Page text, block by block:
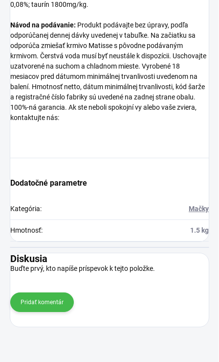
0,08%; taurín 1800mg/kg.
Návod na podávanie: Produkt podávajte bez úpravy, podľa
odporúčanej dennej dávky uvedenej v tabuľke. Na začiatku sa
odporúča zmiešať krmivo Matisse s pôvodne podávaným
krmivom. Čerstvá voda musí byť neustále k dispozícii. Uschovajte
uzatvorené na suchom a chladnom mieste. Vyrobené 18
mesiacov pred dátumom minimálnej trvanlivosti uvedenom na
balení. Hmotnosť netto, dátum minimálnej trvanlivosti, kód šarže
a registračné číslo fabriky sú uvedené na zadnej strane obalu.
100%-ná garancia. Ak ste neboli spokojní vy alebo vaše zviera,
kontaktujte nás:
Dodatočné parametre
Kategória: Mačky
Hmotnosť: 1.5 kg
Diskusia
Buďte prvý, kto napíše príspevok k tejto položke.
Pridať komentár